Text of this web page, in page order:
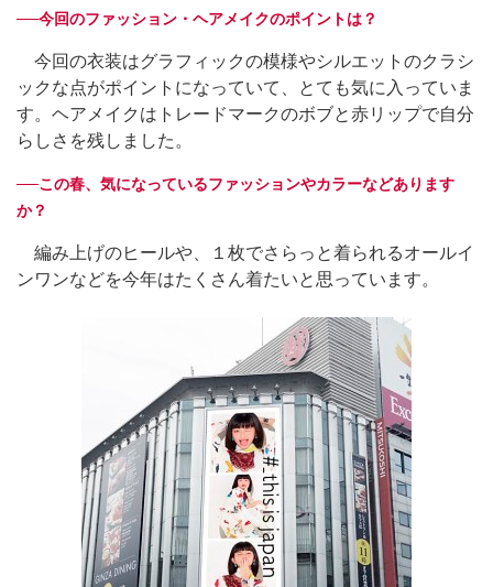
──今回のファッション・ヘアメイクのポイントは？
今回の衣装はグラフィックの模様やシルエットのクラシ
ックな点がポイントになっていて、とても気に入っていま
す。ヘアメイクはトレードマークのボブと赤リップで自分
らしさを残しました。
──この春、気になっているファッションやカラーなどあります
か？
編み上げのヒールや、１枚でさらっと着られるオールイ
ンワンなどを今年はたくさん着たいと思っています。